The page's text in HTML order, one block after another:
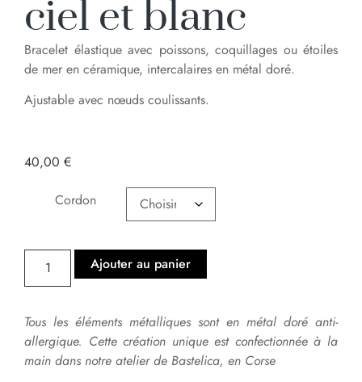
ciel et blanc
Bracelet élastique avec poissons, coquillages ou étoiles
de mer en céramique, intercalaires en métal doré.
Ajustable avec nœuds coulissants.
40,00 €
Cordon
Ajouter au panier
Tous les éléments métalliques sont en métal doré anti-
allergique. Cette création unique est confectionnée à la
main dans notre atelier de Bastelica, en Corse